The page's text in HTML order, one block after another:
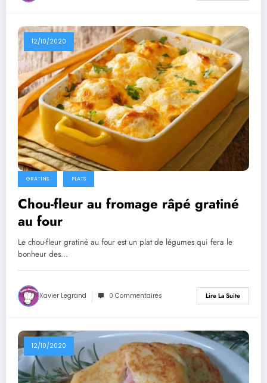
12/10/2020
GRATINS PLATS
Chou-fleur au fromage râpé gratiné
au four
Le chou-fleur gratiné au four est un plat de légumes qui fera le
bonheur des…
Xavier Legrand 0 Commentaires Lire La Suite
12/10/2020